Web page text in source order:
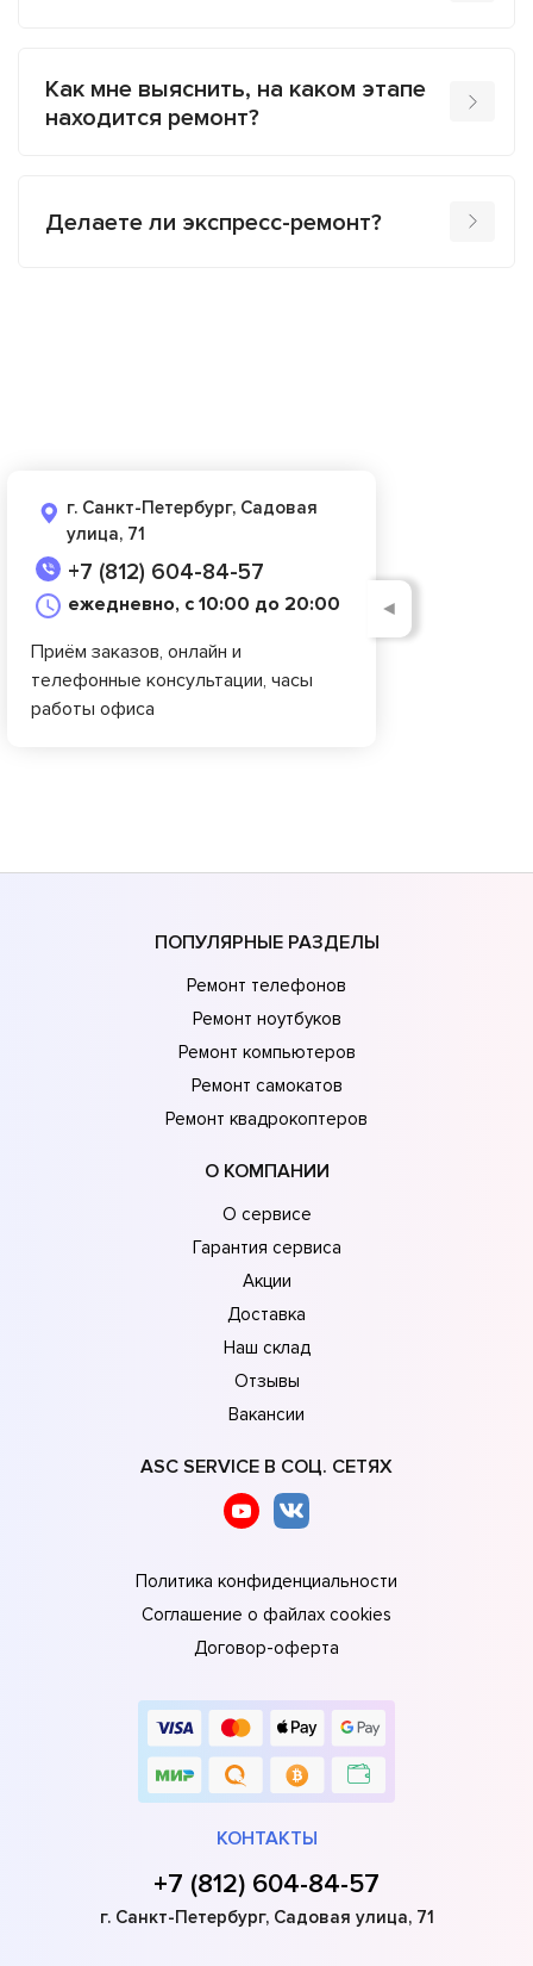
Как мне выяснить, на каком этапе
находится ремонт?
Делаете ли экспресс-ремонт?
г. Санкт-Петербург, Садовая
улица, 71
+7 (812) 604-84-57
ежедневно, с 10:00 до 20:00
Приём заказов, онлайн и
телефонные консультации, часы
работы офиса
◄
ПОПУЛЯРНЫЕ РАЗДЕЛЫ
Ремонт телефонов
Ремонт ноутбуков
Ремонт компьютеров
Ремонт самокатов
Ремонт квадрокоптеров
О КОМПАНИИ
О сервисе
Гарантия сервиса
Акции
Доставка
Наш склад
Отзывы
Вакансии
ASC SERVICE В СОЦ. СЕТЯХ
Политика конфиденциальности
Соглашение о файлах cookies
Договор-оферта
КОНТАКТЫ
+7 (812) 604-84-57
г. Санкт-Петербург, Садовая улица, 71